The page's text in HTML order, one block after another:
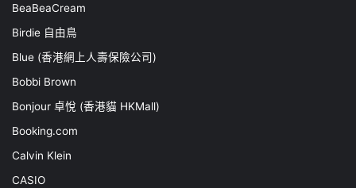
BeaBeaCream
Birdie 自由鳥
Blue (香港網上人壽保險公司)
Bobbi Brown
Bonjour 卓悅 (香港貓 HKMall)
Booking.com
Calvin Klein
CASIO